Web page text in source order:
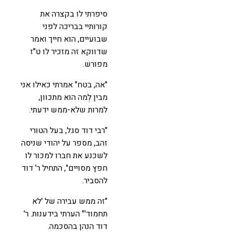
סיפרתי לו בקצרה את
קורותיי בבריכה לפני
שבועיים, הוא חייך ואמר
שדווקא זה מזכיר לו ט"ז
מפורש.
"אה, בטח" אמרתי כאילו אני
מבין לְמה הוא מתכוון,
למרות שלא-ממש ידעתי.
"רבי דוד סגל, בעל הטורי
זהב, מספר על יהודי שניסה
לשכנע את חברו למכור לו
חפץ מסויים", התחיל ר' דוד
להסביר.
"זה ממש עבירה של 'לא
תחמוד'" הערתי בידענות. ר'
דוד הנהן בהסכמה.